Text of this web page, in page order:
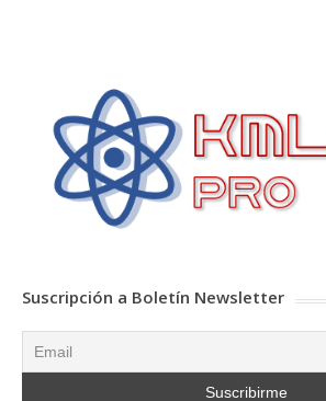
Suscripción a Boletín Newsletter